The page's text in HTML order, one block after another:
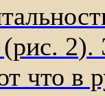
2).
что в